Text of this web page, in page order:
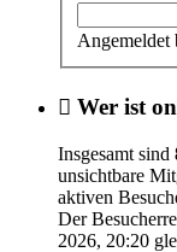
Angemeldet
Wer ist
Insgesamt sind
unsichtbare
aktiven
Der
2026, 20:20